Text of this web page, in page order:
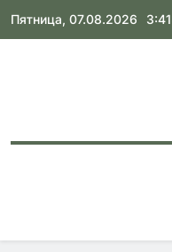
Skip
Пятница, 07.08.2026